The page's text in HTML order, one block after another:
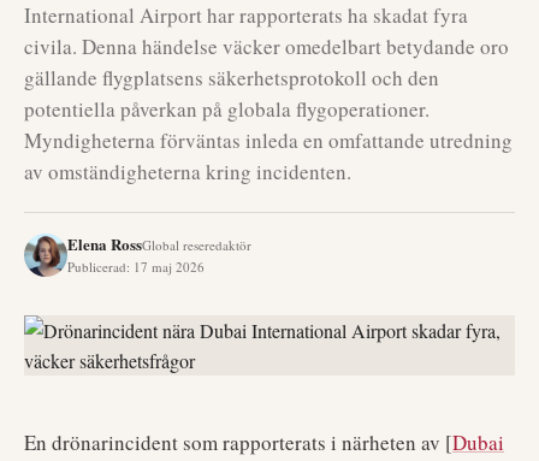
International Airport har rapporterats ha skadat fyra
civila. Denna händelse väcker omedelbart betydande oro
gällande flygplatsens säkerhetsprotokoll och den
potentiella påverkan på globala flygoperationer.
Myndigheterna förväntas inleda en omfattande utredning
av omständigheterna kring incidenten.
Elena RossGlobal reseredaktör
Publicerad: 17 maj 2026
En drönarincident som rapporterats i närheten av [Dubai